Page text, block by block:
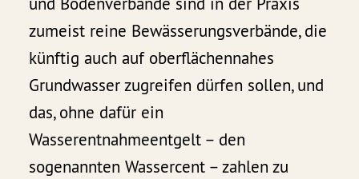
zumeist reine Bewässerungsverbände, die
künftig auch auf oberflächennahes
Grundwasser zugreifen dürfen sollen, und
das, ohne dafür ein
Wasserentnahmeentgelt – den
sogenannten Wassercent – zahlen zu